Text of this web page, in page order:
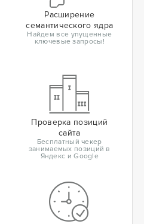
Расширение
семантического ядра
Найдем все упущенные
ключевые запросы!
Проверка позиций
сайта
Бесплатный чекер
занимаемых позиций в
Яндекс и Google